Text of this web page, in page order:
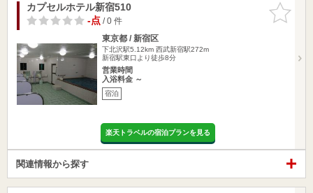
お気に入
りに追加
カプセルホテル新宿510
-点/ 0 件
東京都 / 新宿区
下北沢駅5.12km 西武新宿駅272m
新宿駅東口より徒歩8分
営業時間
入浴料金 ～
宿泊
楽天トラベルの宿泊プランを見る
関連情報から探す